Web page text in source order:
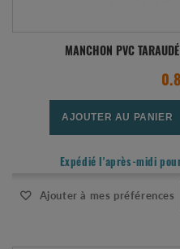
MANCHON PVC
AJOUTER AU PANIER
Expédié l'après-midi
Ajouter à mes préférences